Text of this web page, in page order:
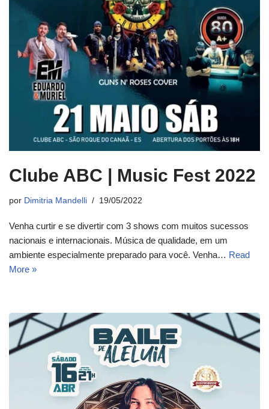
Clube ABC | Music Fest 2022
por Dimitria Mandelli 19/05/2022
Venha curtir e se divertir com 3 shows com muitos sucessos
nacionais e internacionais. Música de qualidade, em um
ambiente especialmente preparado para você. Venha… Read
More »